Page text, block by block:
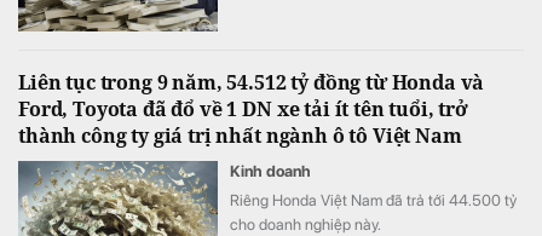
Liên tục trong 9 năm, 54.512 tỷ đồng từ Honda và
Ford, Toyota đã đổ về 1 DN xe tải ít tên tuổi, trở
thành công ty giá trị nhất ngành ô tô Việt Nam
Kinh doanh
Riêng Honda Việt Nam đã trả tới 44.500 tỷ
cho doanh nghiệp này.